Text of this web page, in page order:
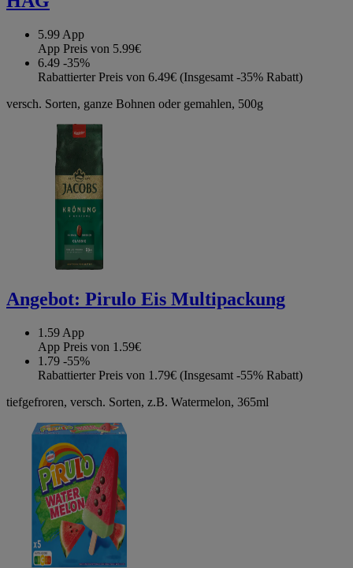
5.99 App
App Preis von 5.99€
6.49 -35%
Rabattierter Preis von 6.49€ (Insgesamt -35% Rabatt)
versch. Sorten, ganze Bohnen oder gemahlen, 500g
Angebot: Pirulo Eis Multipackung
1.59 App
App Preis von 1.59€
1.79 -55%
Rabattierter Preis von 1.79€ (Insgesamt -55% Rabatt)
tiefgefroren, versch. Sorten, z.B. Watermelon, 365ml